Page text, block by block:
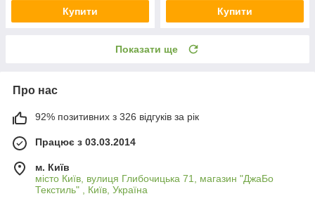
Купити Купити
Показати ще
Про нас
92% позитивних з 326 відгуків за рік
Працює з 03.03.2014
м. Київ
місто Київ, вулиця Глибочицька 71, магазин "ДжаБо
Текстиль" , Київ, Україна